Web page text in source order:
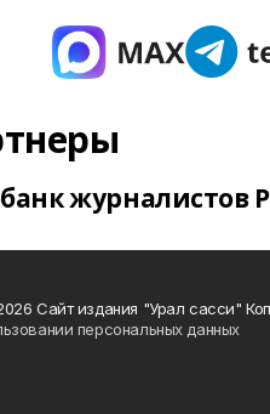
журналистов
Сайт издания "Урал сасси"
персональных данных